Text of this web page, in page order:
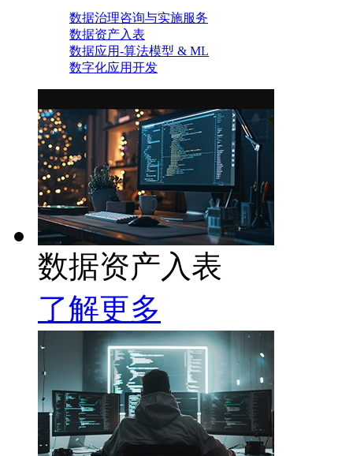
数据治理咨询与实施服务
数据资产入表
数据应用-算法模型 & ML
数字化应用开发
数据资产入表
了解更多